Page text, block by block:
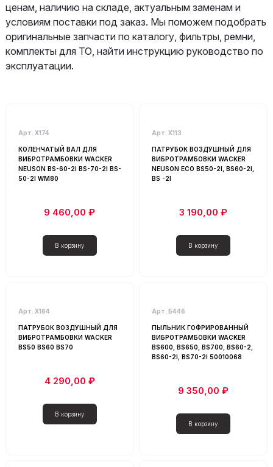
ценам, наличию на складе, актуальным заменам и
условиям поставки под заказ. Мы поможем подобрать
оригинальные запчасти по каталогу, фильтры, ремни,
комплекты для ТО, найти инструкцию руководство по
эксплуатации.
- Любой -
Амортизатор (подушка) для виброплиты
Виброплиты
Запчасти для вибротрамбовок
Запчасти для строительных инструментов
Подошва (опора) для вибротрамбовки
Прочие запчасти
Пыльник (гофра) для вибротрамбовки
Арт. Х174
КОЛЕНЧАТЫЙ ВАЛ ДЛЯ
ВИБРОТРАМБОВКИ WACKER
NEUSON BS-60-2I BS-70-2I BS-
50-2I WM80
9 460,00 ₽
Арт. Х113
ПАТРУБОК ВОЗДУШНЫЙ ДЛЯ
ВИБРОТРАМБОВКИ WACKER
NEUSON ECO BS50-2I, BS60-2I,
BS -2I
3 190,00 ₽
Арт. Х164
ПАТРУБОК ВОЗДУШНЫЙ ДЛЯ
ВИБРОТРАМБОВКИ WACKER
BS50 BS60 BS70
4 290,00 ₽
Арт. Б446
ПЫЛЬНИК ГОФРИРОВАННЫЙ
ВИБРОТРАМБОВКИ WACKER
BS600, BS650, BS700, BS60-2,
BS60-2I, BS70-2I 50010068
9 350,00 ₽